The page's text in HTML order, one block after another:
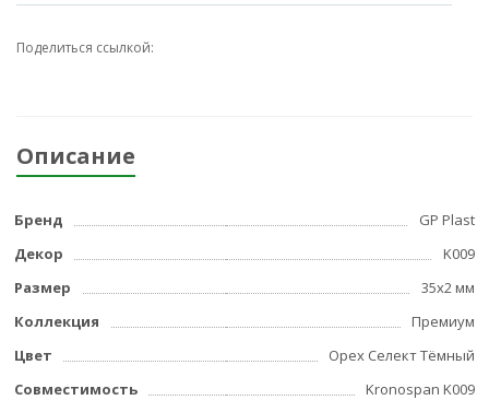
Поделиться ссылкой:
Описание
Бренд
GP Plast
Декор
K009
Размер
35x2 мм
Коллекция
Премиум
Цвет
Орех Селект Тёмный
Совместимость
Kronospan K009